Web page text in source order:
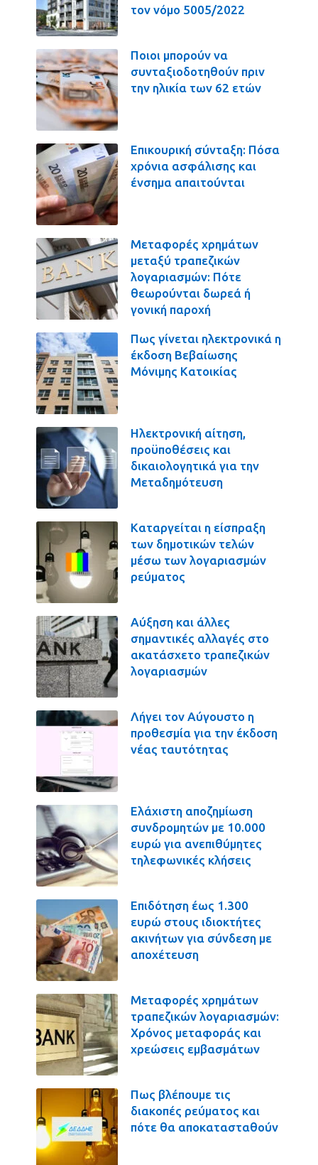
τον νόμο 5005/2022
Ποιοι μπορούν να
συνταξιοδοτηθούν πριν
την ηλικία των 62 ετών
Επικουρική σύνταξη: Πόσα
χρόνια ασφάλισης και
ένσημα απαιτούνται
Μεταφορές χρημάτων
μεταξύ τραπεζικών
λογαριασμών: Πότε
θεωρούνται δωρεά ή
γονική παροχή
Πως γίνεται ηλεκτρονικά η
έκδοση Βεβαίωσης
Μόνιμης Κατοικίας
Ηλεκτρονική αίτηση,
προϋποθέσεις και
δικαιολογητικά για την
Μεταδημότευση
Καταργείται η είσπραξη
των δημοτικών τελών
μέσω των λογαριασμών
ρεύματος
Αύξηση και άλλες
σημαντικές αλλαγές στο
ακατάσχετο τραπεζικών
λογαριασμών
Λήγει τον Αύγουστο η
προθεσμία για την έκδοση
νέας ταυτότητας
Ελάχιστη αποζημίωση
συνδρομητών με 10.000
ευρώ για ανεπιθύμητες
τηλεφωνικές κλήσεις
Επιδότηση έως 1.300
ευρώ στους ιδιοκτήτες
ακινήτων για σύνδεση με
αποχέτευση
Μεταφορές χρημάτων
τραπεζικών λογαριασμών:
Χρόνος μεταφοράς και
χρεώσεις εμβασμάτων
Πως βλέπουμε τις
διακοπές ρεύματος και
πότε θα αποκατασταθούν